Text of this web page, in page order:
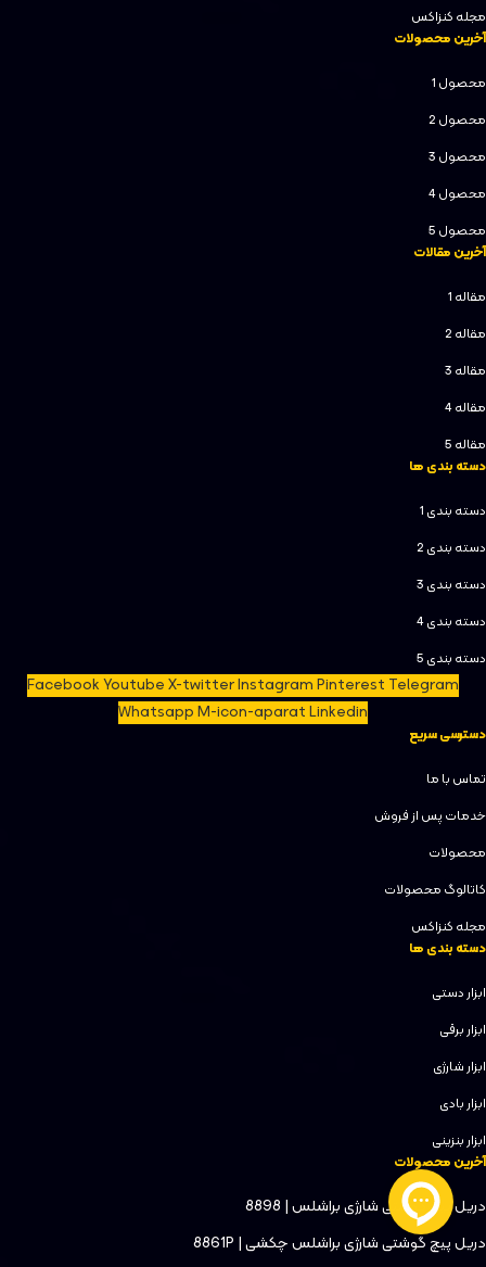
مجله کنزاکس
آخرین محصولات
محصول 1
محصول 2
محصول 3
محصول 4
محصول 5
آخرین مقالات
مقاله 1
مقاله 2
مقاله 3
مقاله 4
مقاله 5
دسته بندی ها
دسته بندی 1
دسته بندی 2
دسته بندی 3
دسته بندی 4
دسته بندی 5
FacebookYoutubeX-twitterInstagramPinterest Telegram
WhatsappM-icon-aparatLinkedin
دسترسی سریع
تماس با ما
خدمات پس از فروش
محصولات
کاتالوگ محصولات
مجله کنزاکس
دسته بندی ها
ابزار دستی
ابزار برقی
ابزار شارژی
ابزار بادی
ابزار بنزینی
آخرین محصولات
دریل پیچ گوشتی شارژی براشلس | 8898
دریل پیچ گوشتی شارژی براشلس چکشی | 8861P